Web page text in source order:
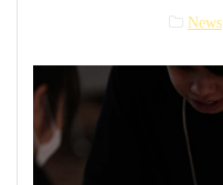
News